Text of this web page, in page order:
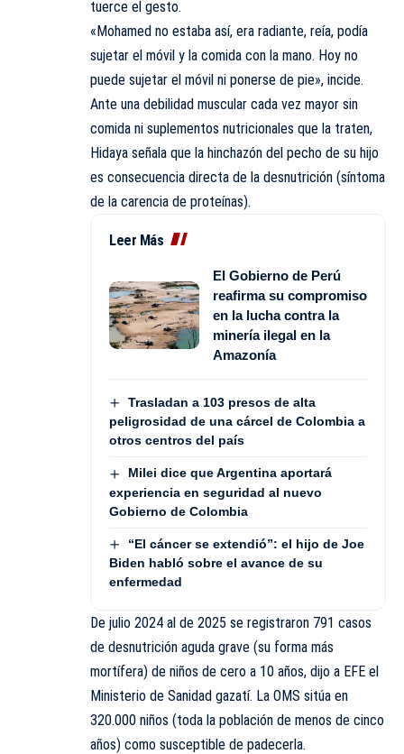
tuerce el gesto.
«Mohamed no estaba así, era radiante, reía, podía
sujetar el móvil y la comida con la mano. Hoy no
puede sujetar el móvil ni ponerse de pie», incide.
Ante una debilidad muscular cada vez mayor sin
comida ni suplementos nutricionales que la traten,
Hidaya señala que la hinchazón del pecho de su hijo
es consecuencia directa de la desnutrición (síntoma
de la carencia de proteínas).
Leer Más
El Gobierno de Perú
reafirma su compromiso
en la lucha contra la
minería ilegal en la
Amazonía
Trasladan a 103 presos de alta
peligrosidad de una cárcel de Colombia a
otros centros del país
Milei dice que Argentina aportará
experiencia en seguridad al nuevo
Gobierno de Colombia
“El cáncer se extendió”: el hijo de Joe
Biden habló sobre el avance de su
enfermedad
De julio 2024 al de 2025 se registraron 791 casos
de desnutrición aguda grave (su forma más
mortífera) de niños de cero a 10 años, dijo a EFE el
Ministerio de Sanidad gazatí. La OMS sitúa en
320.000 niños (toda la población de menos de cinco
años) como susceptible de padecerla.